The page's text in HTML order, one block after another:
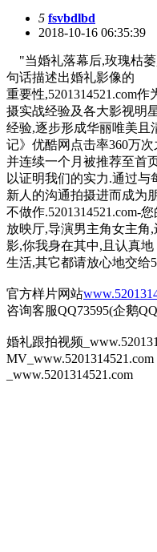
5 fsvbdlbd
2018-10-16 06:35:39
"当婚礼落幕后,玫瑰枯
句话描述出婚礼影像的
重要性,5201314521.com
摄实战经验及各大影视明
经验,逐步形成华丽唯美且
记》优酷网点击率360万次
并连续一个月被推荐至首
以证明我们的实力.通过与
新人的沟通拍摄进而成为
不做作.5201314521.com-您
放映厅,导演男主角女主角
影,你我身在其中,且认真地
生活,其它都请放心地交给
官方样片网站
咨询客服QQ73595(企鹅
婚礼跟拍视频
_www.5201314521.com